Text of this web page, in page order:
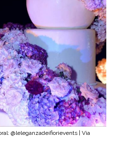
@leleganzadeifiorievents | Via